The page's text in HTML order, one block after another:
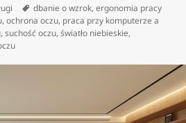
Tagi
dbanie o wzrok,ergonomia pracy
,ochrona oczu, praca przy komputerze a
,suchość oczu,światło niebieskie,